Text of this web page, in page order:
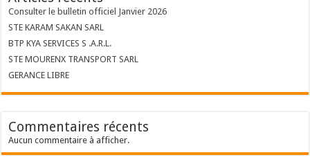
Consulter le bulletin officiel Janvier 2026
STE KARAM SAKAN SARL
BTP KYA SERVICES S .A.R.L.
STE MOURENX TRANSPORT SARL
GERANCE LIBRE
Commentaires récents
Aucun commentaire à afficher.